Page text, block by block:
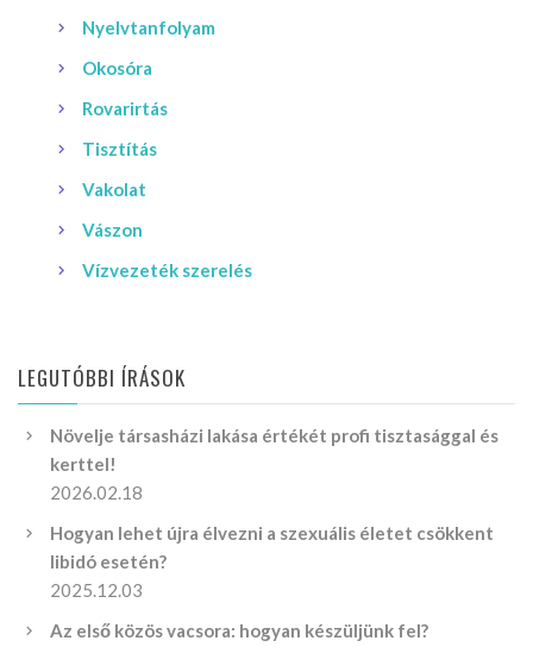
Nyelvtanfolyam
Okosóra
Rovarirtás
Tisztítás
Vakolat
Vászon
Vízvezeték szerelés
LEGUTÓBBI ÍRÁSOK
Növelje társasházi lakása értékét profi tisztasággal és
kerttel!
2026.02.18
Hogyan lehet újra élvezni a szexuális életet csökkent
libidó esetén?
2025.12.03
Az első közös vacsora: hogyan készüljünk fel?